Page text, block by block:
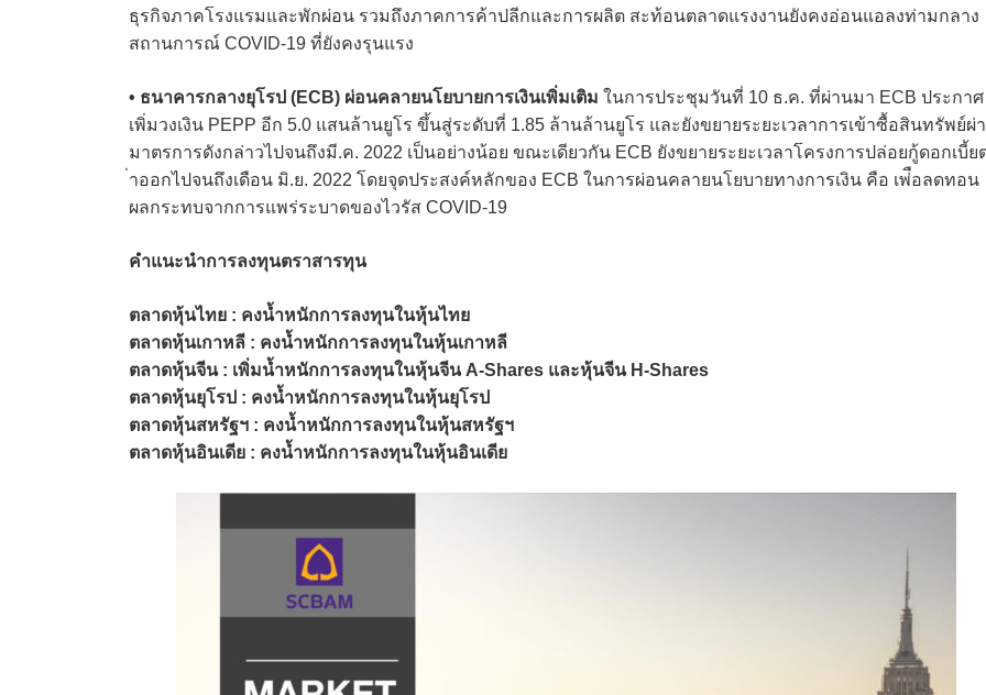
ธุรกิจภาคโรงแรมและพักผ่อน รวมถึงภาคการค้าปลีกและการผลิต สะท้อนตลาดแรงงานยังคงอ่อนแอลงท่ามกลาง
สถานการณ์ COVID-19 ที่ยังคงรุนแรง
• ธนาคารกลางยุโรป (ECB) ผ่อนคลายนโยบายการเงินเพิ่มเติม ในการประชุมวันที่ 10 ธ.ค. ที่ผ่านมา ECB ประกาศ
เพิ่มวงเงิน PEPP อีก 5.0 แสนล้านยูโร ขึ้นสู่ระดับที่ 1.85 ล้านล้านยูโร และยังขยายระยะเวลาการเข้าซื้อสินทรัพย์ผ่
มาตรการดังกล่าวไปจนถึงมี.ค. 2022 เป็นอย่างน้อย ขณะเดียวกัน ECB ยังขยายระยะเวลาโครงการปล่อยกู้ดอกเบี้ย
่าออกไปจนถึงเดือน มิ.ย. 2022 โดยจุดประสงค์หลักของ ECB ในการผ่อนคลายนโยบายทางการเงิน คือ เพ่ือลดทอน
ผลกระทบจากการแพร่ระบาดของไวรัส COVID-19
คำแนะนำการลงทุนตราสารทุน
ตลาดหุ้นไทย : คงน้ำหนักการลงทุนในหุ้นไทย
ตลาดหุ้นเกาหลี : คงน้ำหนักการลงทุนในหุ้นเกาหลี
ตลาดหุ้นจีน : เพิ่มน้ำหนักการลงทุนในหุ้นจีน A-Shares และหุ้นจีน H-Shares
ตลาดหุ้นยุโรป : คงน้ำหนักการลงทุนในหุ้นยุโรป
ตลาดหุ้นสหรัฐฯ : คงน้ำหนักการลงทุนในหุ้นสหรัฐฯ
ตลาดหุ้นอินเดีย : คงน้ำหนักการลงทุนในหุ้นอินเดีย